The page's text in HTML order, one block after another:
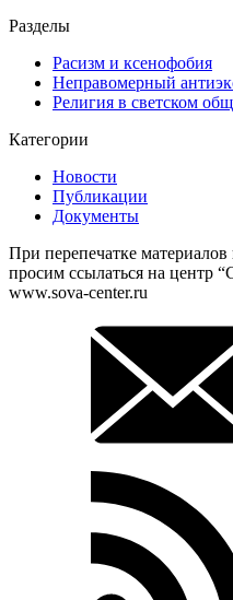
Разделы
Расизм и ксенофобия
Неправомерный
Религия в светском
Категории
Новости
Публикации
Документы
При перепечатке
просим ссылаться на центр
www.sova-center.ru